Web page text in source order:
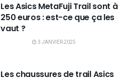
Les Asics MetaFuji Trail sont à
250 euros : est-ce que ça les
vaut ?
3 JANVIER 2025
Les chaussures de trail Asics